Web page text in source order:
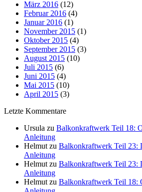
März 2016 (12)
Februar 2016 (4)
Januar 2016 (1)
November 2015 (1)
Oktober 2015 (4)
September 2015 (3)
August 2015 (10)
Juli 2015 (6)
Juni 2015 (4)
Mai 2015 (10)
April 2015 (3)
Letzte Kommentare
Ursula zu Balkonkraftwerk Teil 18:
Anleitung
Helmut zu Balkonkraftwerk Teil 23:
Anleitung
Helmut zu Balkonkraftwerk Teil 23:
Anleitung
Helmut zu Balkonkraftwerk Teil 18: